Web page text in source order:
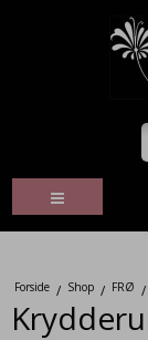
Forside / Shop / FRØ /